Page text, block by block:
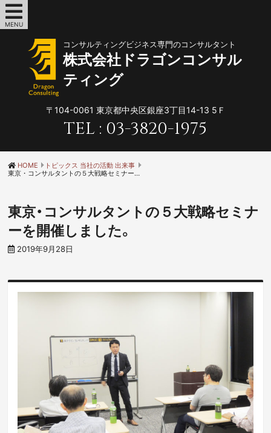
MENU
コンサルティングビジネス専門のコンサルタント
株式会社ドラゴンコンサル
ティング
〒104-0061 東京都中央区銀座3丁目14-13 5Ｆ
TEL : 03-3820-1975
HOME
トピックス 当社の活動 出来事
東京・コンサルタントの５大戦略セミナーを開催しました。
東京・コンサルタントの５大戦略セミナ
ーを開催しました。
2019年9月28日